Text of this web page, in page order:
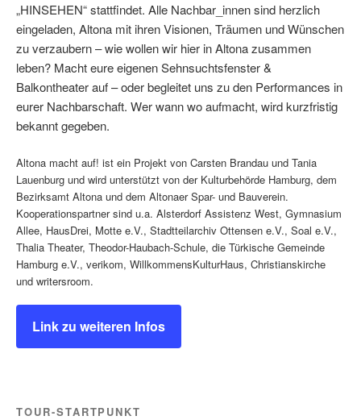
„HINSEHEN“ stattfindet. Alle Nachbar_innen sind herzlich
eingeladen, Altona mit ihren Visionen, Träumen und Wünschen
zu verzaubern – wie wollen wir hier in Altona zusammen
leben? Macht eure eigenen Sehnsuchtsfenster &
Balkontheater auf – oder begleitet uns zu den Performances in
eurer Nachbarschaft. Wer wann wo aufmacht, wird kurzfristig
bekannt gegeben.
Altona macht auf! ist ein Projekt von Carsten Brandau und Tania
Lauenburg und wird unterstützt von der Kulturbehörde Hamburg, dem
Bezirksamt Altona und dem Altonaer Spar- und Bauverein.
Kooperationspartner sind u.a. Alsterdorf Assistenz West, Gymnasium
Allee, HausDrei, Motte e.V., Stadtteilarchiv Ottensen e.V., Soal e.V.,
Thalia Theater, Theodor-Haubach-Schule, die Türkische Gemeinde
Hamburg e.V., verikom, WillkommensKulturHaus, Christianskirche
und writersroom.
Link zu weiteren Infos
TOUR-STARTPUNKT